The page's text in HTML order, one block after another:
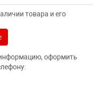
товара и его
оформить